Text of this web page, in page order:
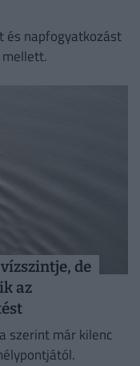
és napfogyatkozást
de
az
szerint már kilenc